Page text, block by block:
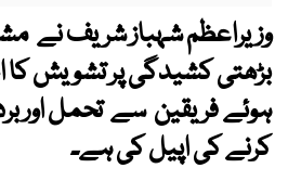
وزیراعظم شہباز شریف نے
بڑھتی کشیدگی پر تشویش کا
ہوئے فریقین سے تحمل اور
کرنے کی اپیل کی ہے۔